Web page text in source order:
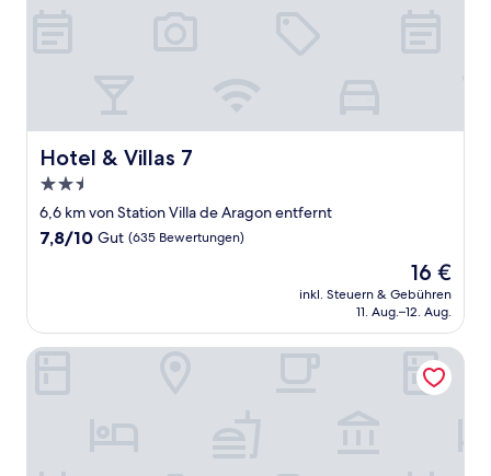
Hotel & Villas 7
Hotel & Villas 7
2.5-
Sterne-
Unterkunft
6,6 km von Station Villa de Aragon entfernt
7.8
Bewertungen)
7,8/10 Gut (635 Bewertungen)
Der
Preis
beträgt
16 €
inkl. Steuern & Gebühren
11. Aug.–12. Aug.
Holiday Inn Express Mexico Aeropuerto by IHG